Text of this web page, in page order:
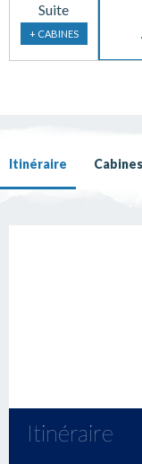
Suite
+ CABINES
Itinéraire Cabines
Itinéraire